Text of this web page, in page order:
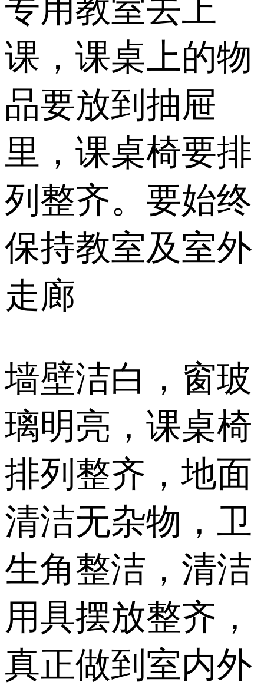
专用教室去上
课，课桌上的物
品要放到抽屉
里，课桌椅要排
列整齐。要始终
保持教室及室外
走廊
墙壁洁白，窗玻
璃明亮，课桌椅
排列整齐，地面
清洁无杂物，卫
生角整洁，清洁
用具摆放整齐，
真正做到室内外